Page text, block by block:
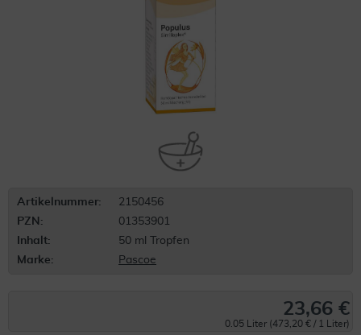
Artikelnummer:
2150456
PZN:
01353901
Inhalt:
50 ml Tropfen
Marke:
Pascoe
23,66 €
0.05 Liter (473,20 € / 1 Liter)